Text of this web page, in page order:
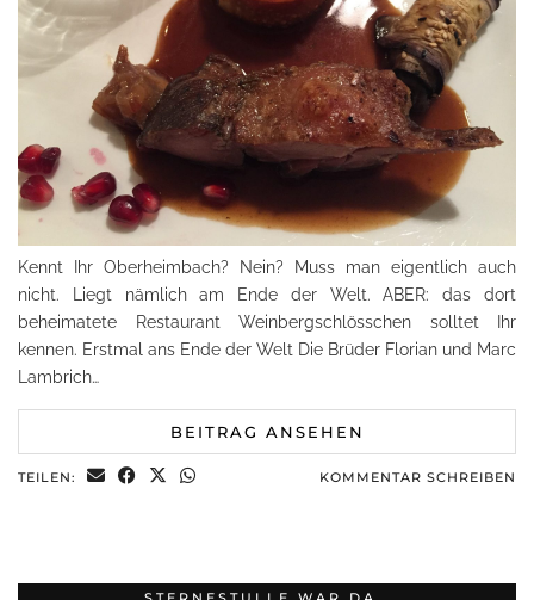
Kennt Ihr Oberheimbach? Nein? Muss man eigentlich auch
nicht. Liegt nämlich am Ende der Welt. ABER: das dort
beheimatete Restaurant Weinbergschlösschen solltet Ihr
kennen. Erstmal ans Ende der Welt Die Brüder Florian und Marc
Lambrich…
BEITRAG ANSEHEN
TEILEN: KOMMENTAR SCHREIBEN